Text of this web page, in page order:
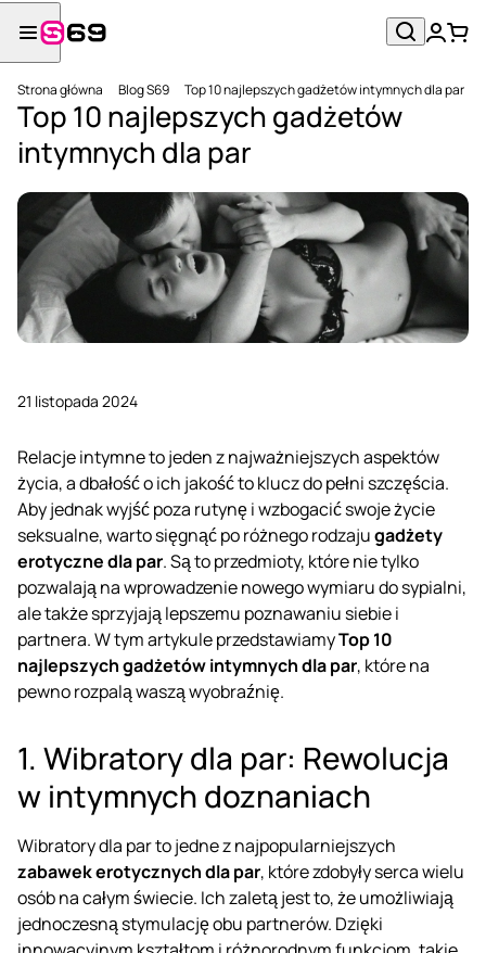
Strona główna Blog S69 Top 10 najlepszych gadżetów intymnych dla par
Top 10 najlepszych gadżetów
intymnych dla par
21 listopada 2024
Relacje intymne to jeden z najważniejszych aspektów
życia, a dbałość o ich jakość to klucz do pełni szczęścia.
Aby jednak wyjść poza rutynę i wzbogacić swoje życie
seksualne, warto sięgnąć po różnego rodzajugadżety
erotyczne dla par. Są to przedmioty, które nie tylko
pozwalają na wprowadzenie nowego wymiaru do sypialni,
ale także sprzyjają lepszemu poznawaniu siebie i
partnera. W tym artykule przedstawiamyTop 10
najlepszych gadżetów intymnych dla par, które na
pewno rozpalą waszą wyobraźnię.
1. Wibratory dla par: Rewolucja
w intymnych doznaniach
Wibratory dla parto jedne z najpopularniejszych
zabawek erotycznych dla par, które zdobyły serca wielu
osób na całym świecie. Ich zaletą jest to, że umożliwiają
jednoczesną stymulację obu partnerów. Dzięki